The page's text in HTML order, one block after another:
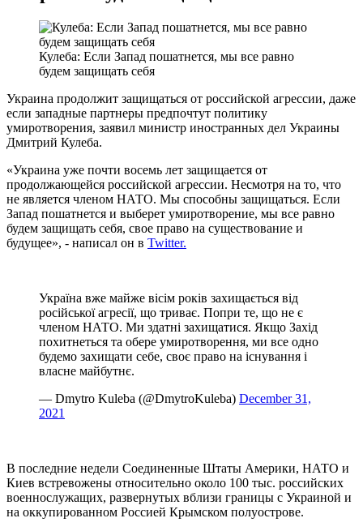
Кулеба: Если Запад пошатнется, мы все равно
будем защищать себя
Украина продолжит защищаться от российской агрессии, даже
если западные партнеры предпочтут политику
умиротворения, заявил министр иностранных дел Украины
Дмитрий Кулеба.
«Украина уже почти восемь лет защищается от
продолжающейся российской агрессии. Несмотря на то, что
не является членом НАТО. Мы способны защищаться. Если
Запад пошатнется и выберет умиротворение, мы все равно
будем защищать себя, свое право на существование и
будущее», - написал он в Twitter.
Україна вже майже вісім років захищається від
російської агресії, що триває. Попри те, що не є
членом НАТО. Ми здатні захищатися. Якщо Захід
похитнеться та обере умиротворення, ми все одно
будемо захищати себе, своє право на існування і
власне майбутнє.
— Dmytro Kuleba (@DmytroKuleba) December 31,
2021
В последние недели Соединенные Штаты Америки, НАТО и
Киев встревожены относительно около 100 тыс. российских
военнослужащих, развернутых вблизи границы с Украиной и
на оккупированном Россией Крымском полуострове.